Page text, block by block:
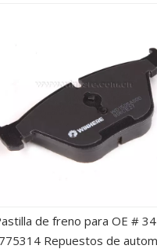
de freno para OE # 34
Repuestos de